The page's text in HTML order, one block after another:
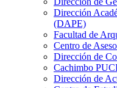
Dirección
(DAPE)
Facultad de
Centro de
Dirección de
Cachimbo
Dirección de